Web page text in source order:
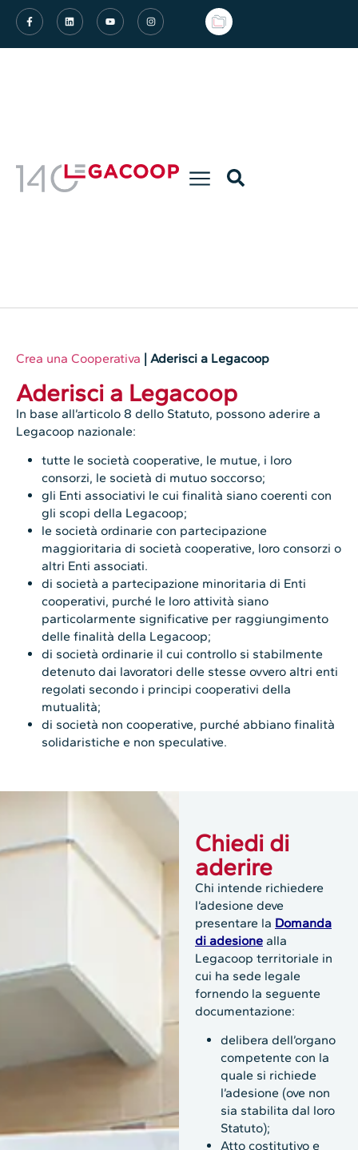
Crea una Cooperativa | Aderisci a Legacoop
Aderisci a Legacoop
In base all’articolo 8 dello Statuto, possono aderire a
Legacoop nazionale:
tutte le società cooperative, le mutue, i loro
consorzi, le società di mutuo soccorso;
gli Enti associativi le cui finalità siano coerenti con
gli scopi della Legacoop;
le società ordinarie con partecipazione
maggioritaria di società cooperative, loro consorzi o
altri Enti associati.
di società a partecipazione minoritaria di Enti
cooperativi, purché le loro attività siano
particolarmente significative per raggiungimento
delle finalità della Legacoop;
di società ordinarie il cui controllo si stabilmente
detenuto dai lavoratori delle stesse ovvero altri enti
regolati secondo i principi cooperativi della
mutualità;
di società non cooperative, purché abbiano finalità
solidaristiche e non speculative.
Chiedi di
aderire
Chi intende richiedere
l’adesione deve
presentare la Domanda
di adesione alla
Legacoop territoriale in
cui ha sede legale
fornendo la seguente
documentazione:
delibera dell’organo
competente con la
quale si richiede
l’adesione (ove non
sia stabilita dal loro
Statuto);
Atto costitutivo e